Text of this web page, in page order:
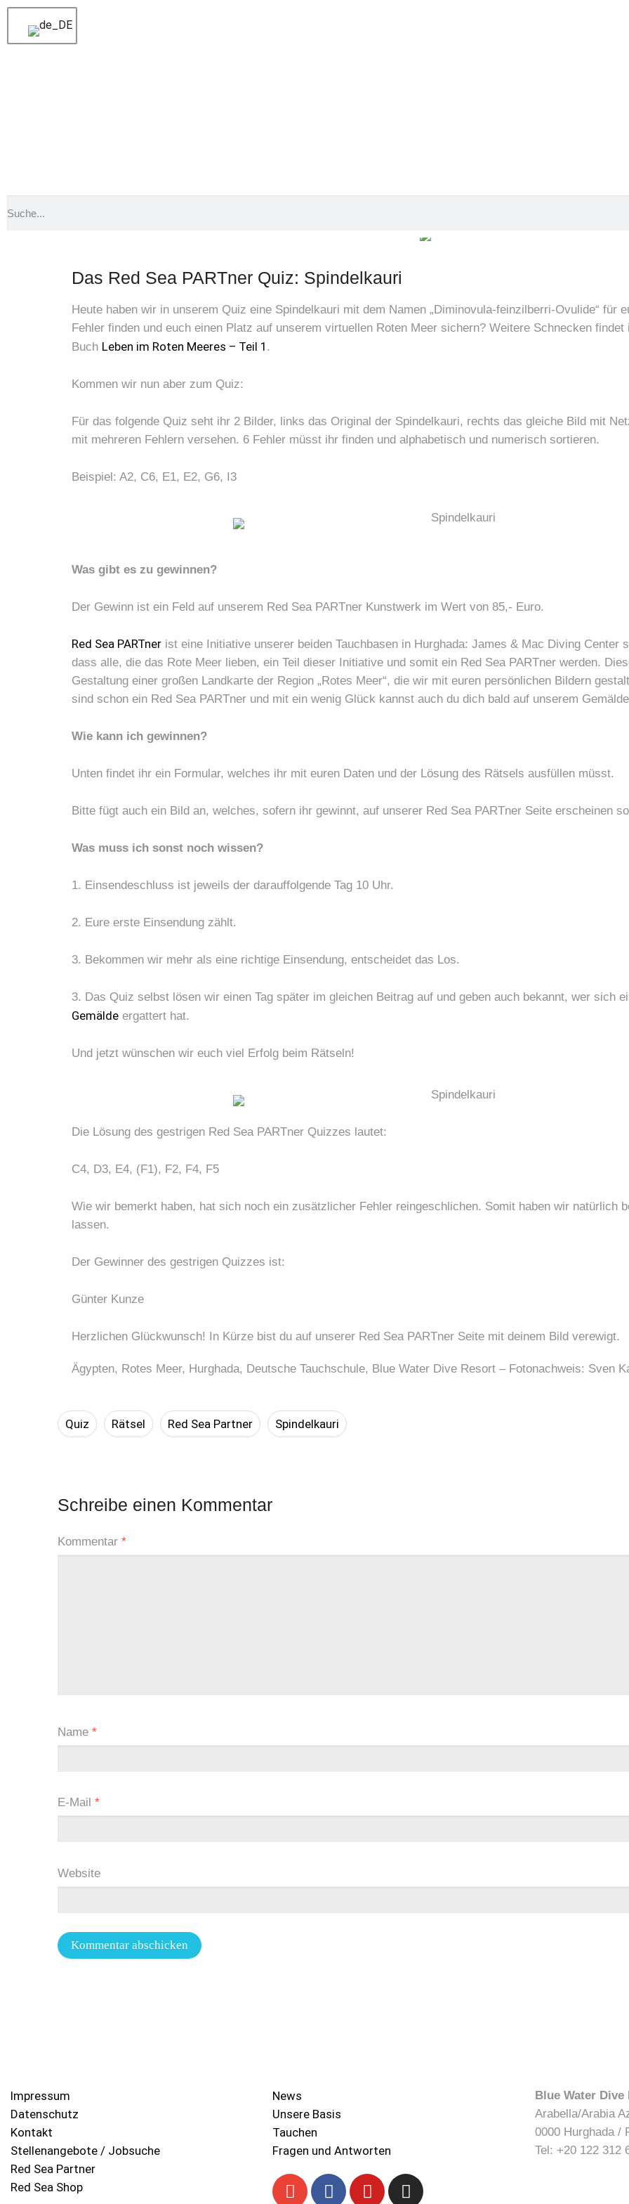
Red Sea PARTner Quiz:
Das Red Sea PARTner Quiz: Spindelkauri
Heute haben wir in unserem Quiz eine Spindelkauri mit dem Namen „Diminovula-feinzilberri-Ovulide“ für
Fehler finden und euch einen Platz auf unserem virtuellen Roten Meer sichern? Weitere Schnecken
Buch Leben im Roten Meeres – Teil 1 .
Kommen wir nun aber zum Quiz:
Für das folgende Quiz seht ihr 2 Bilder, links das Original der Spindelkauri, rechts das gleiche Bild mit
mit mehreren Fehlern versehen. 6 Fehler müsst ihr finden und alphabetisch und numerisch sortieren.
Beispiel: A2, C6, E1, E2, G6, I3
Was gibt es zu gewinnen?
Der Gewinn ist ein Feld auf unserem Red Sea PARTner Kunstwerk im Wert von 85,- Euro.
Red Sea PARTner ist eine Initiative unserer beiden Tauchbasen in Hurghada: James & Mac Diving Center
dass alle, die das Rote Meer lieben, ein Teil dieser Initiative und somit ein Red Sea PARTner werden.
Gestaltung einer großen Landkarte der Region „Rotes Meer“, die wir mit euren persönlichen Bildern
sind schon ein Red Sea PARTner und mit ein wenig Glück kannst auch du dich bald auf unserem
Wie kann ich gewinnen?
Unten findet ihr ein Formular, welches ihr mit euren Daten und der Lösung des Rätsels ausfüllen müsst.
Bitte fügt auch ein Bild an, welches, sofern ihr gewinnt, auf unserer Red Sea PARTner Seite erscheinen
Was muss ich sonst noch wissen?
1. Einsendeschluss ist jeweils der darauffolgende Tag 10 Uhr.
2. Eure erste Einsendung zählt.
3. Bekommen wir mehr als eine richtige Einsendung, entscheidet das Los.
3. Das Quiz selbst lösen wir einen Tag später im gleichen Beitrag auf und geben auch bekannt, wer sich
Gemälde ergattert hat.
Und jetzt wünschen wir euch viel Erfolg beim Rätseln!
Die Lösung des gestrigen Red Sea PARTner Quizzes lautet:
C4, D3, E4, (F1), F2, F4, F5
Wie wir bemerkt haben, hat sich noch ein zusätzlicher Fehler reingeschlichen. Somit haben wir natürlich
lassen.
Der Gewinner des gestrigen Quizzes ist:
Günter Kunze
Herzlichen Glückwunsch! In Kürze bist du auf unserer Red Sea PARTner Seite mit deinem Bild verewigt.
Ägypten, Rotes Meer, Hurghada, Deutsche Tauchschule, Blue Water Dive Resort – Fotonachweis: Sven
Quiz Rätsel Red Sea Partner Spindelkauri
Schreibe einen Kommentar
Kommentar *
Name *
E-Mail *
Website
Impressum
Datenschutz
Kontakt
Stellenangebote / Jobsuche
Red Sea Partner
Red Sea Shop
News
Unsere Basis
Tauchen
Fragen und Antworten
Blue Water Dive
Arabella/Arabia
0000 Hurghada /
Tel: +20 122 312